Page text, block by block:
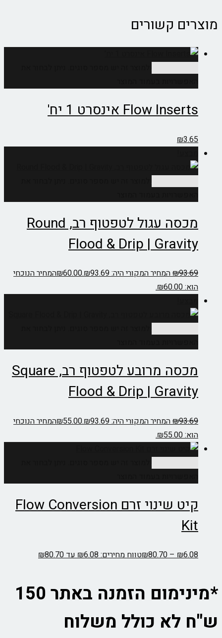
מוצרים קשורים
Flow Inserts אינסרט 1 יח'
₪3.65
מכסה עגול לטפטוף רב, Round
Flood & Drip | Gravity
₪93.69 המחיר המקורי היה: ₪93.69. ₪60.00 המחיר הנוכחי
הוא: ₪60.00.
מכסה מרובע לטפטוף רב, Square
Flood & Drip | Gravity
₪93.69 המחיר המקורי היה: ₪93.69. ₪55.00 המחיר הנוכחי
הוא: ₪55.00.
קיט שינוי זרם Flow Conversion
Kit
₪6.08
–
₪80.70 טווח מחירים: ⁦₪6.08⁩ עד ⁦₪80.70⁩
*מינימום הזמנה באתר 150
ש"ח לא כולל משלוח